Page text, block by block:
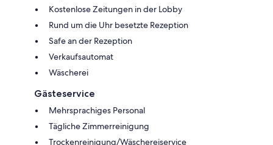
Kostenlose Zeitungen in der Lobby
Rund um die Uhr besetzte Rezeption
Safe an der Rezeption
Verkaufsautomat
Wäscherei
Gästeservice
Mehrsprachiges Personal
Tägliche Zimmerreinigung
Trockenreinigung/Wäschereiservice